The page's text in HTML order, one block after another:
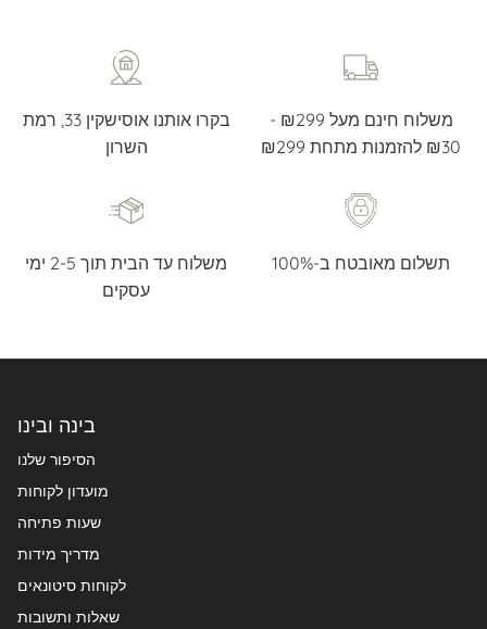
בקרו אותנו אוסישקין 33, רמת
השרון
משלוח חינם מעל ₪299 -
₪30 להזמנות מתחת ₪299
משלוח עד הבית תוך 2-5 ימי
עסקים
תשלום מאובטח ב-100%
בינה ובינו
הסיפור שלנו
מועדון לקוחות
שעות פתיחה
מדריך מידות
לקוחות סיטונאים
שאלות ותשובות